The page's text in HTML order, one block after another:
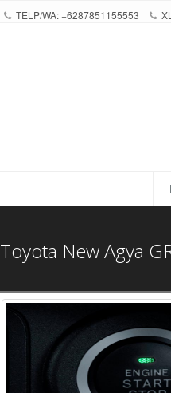
TELP/WA: +6287851155553
Toyota New Agya